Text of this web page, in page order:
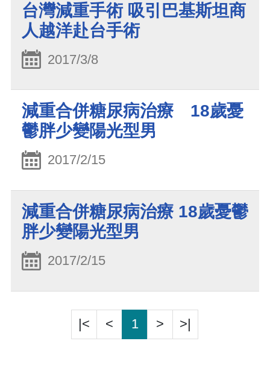
台灣減重手術 吸引巴基斯坦商
人越洋赴台手術
2017/3/8
減重合併糖尿病治療 18歲憂
鬱胖少變陽光型男
2017/2/15
減重合併糖尿病治療 18歲憂鬱
胖少變陽光型男
2017/2/15
|< < 1 > >|